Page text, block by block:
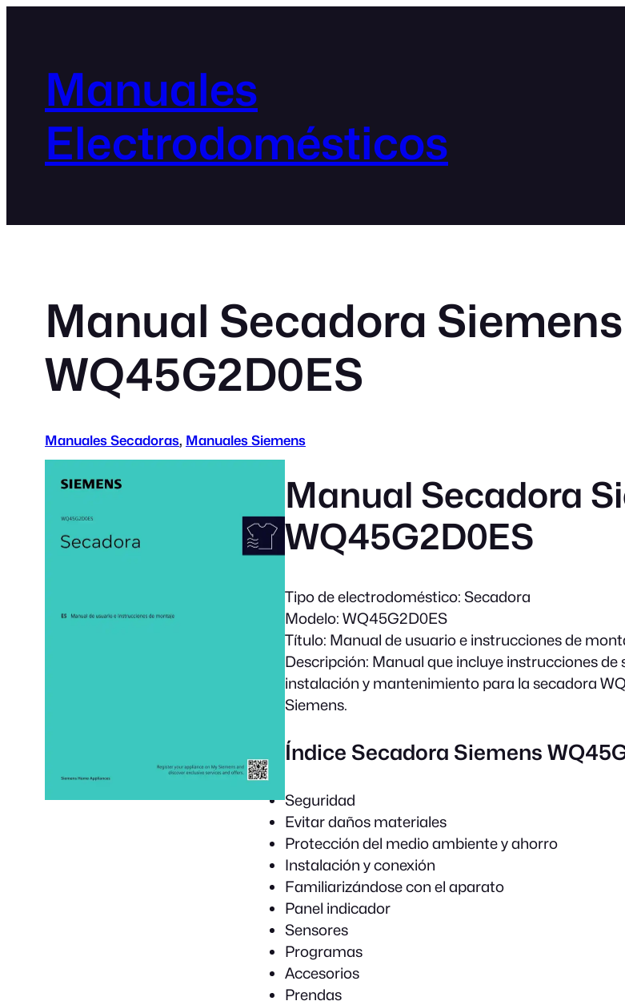
Manuales
Electrodomésticos
Manual Secadora Siemens
WQ45G2D0ES
Manuales Secadoras, Manuales Siemens
Manual Secadora
WQ45G2D0ES
Tipo de electrodoméstico: Secadora
Modelo: WQ45G2D0ES
Título: Manual de usuario e instrucciones de
Descripción: Manual que incluye instrucciones de
instalación y mantenimiento para la secadora
Siemens.
Índice Secadora Siemens
Seguridad
Evitar daños materiales
Protección del medio ambiente y ahorro
Instalación y conexión
Familiarizándose con el aparato
Panel indicador
Sensores
Programas
Accesorios
Prendas